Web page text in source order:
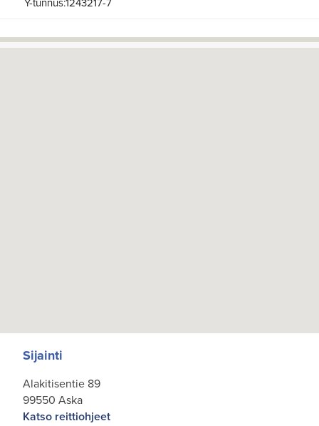
Sijainti
Alakitisentie 89
99550 Aska
Katso reittiohjeet